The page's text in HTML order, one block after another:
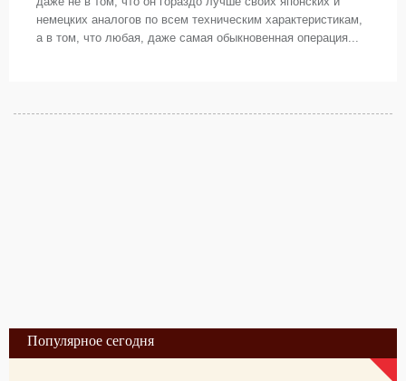
немецких аналогов по всем техническим характеристикам,
а в том, что любая, даже самая обыкновенная операция...
Популярное сегодня